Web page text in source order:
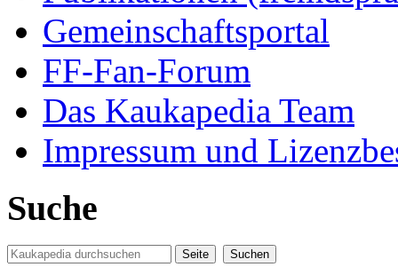
Gemeinschaftsportal
FF-Fan-Forum
Das Kaukapedia Team
Impressum und
Suche